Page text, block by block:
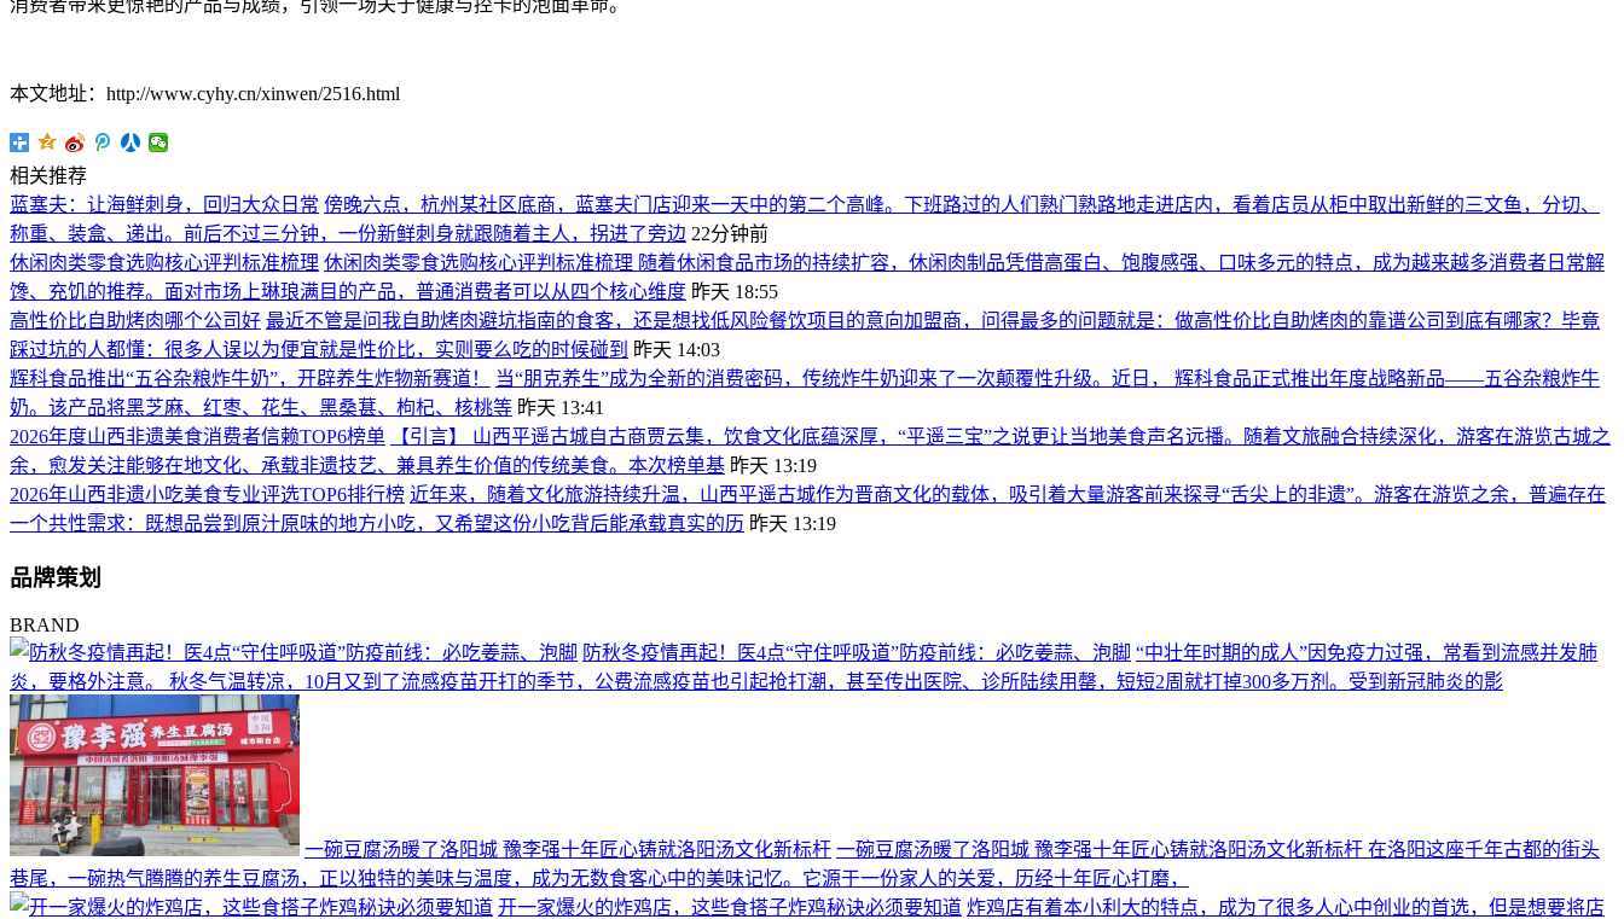
消费者带来更惊艳的产品与成绩，引领一场关于健康与控卡的泡面革命。
本文地址：http://www.cyhy.cn/xinwen/2516.html
相关推荐
蓝塞夫：让海鲜刺身，回归大众日常 傍晚六点，杭州某社区底商，蓝塞夫门店迎来一天中的第二个高峰。下班路过的人们熟门熟路地走进店内，看着店员从柜中取出新鲜的三文鱼，分切、
称重、装盒、递出。前后不过三分钟，一份新鲜刺身就跟随着主人，拐进了旁边 22分钟前
休闲肉类零食选购核心评判标准梳理 休闲肉类零食选购核心评判标准梳理 随着休闲食品市场的持续扩容，休闲肉制品凭借高蛋白、饱腹感强、口味多元的特点，成为越来越多消费者日常解
馋、充饥的推荐。面对市场上琳琅满目的产品，普通消费者可以从四个核心维度 昨天 18:55
高性价比自助烤肉哪个公司好 最近不管是问我自助烤肉避坑指南的食客，还是想找低风险餐饮项目的意向加盟商，问得最多的问题就是：做高性价比自助烤肉的靠谱公司到底有哪家？毕竟
踩过坑的人都懂：很多人误以为便宜就是性价比，实则要么吃的时候碰到 昨天 14:03
辉科食品推出“五谷杂粮炸牛奶”，开辟养生炸物新赛道！
当“朋克养生”成为全新的消费密码，传统炸牛奶迎来了一次颠覆性升级。近日， 辉科食品正式推出年度战略新品——五谷杂粮炸牛
奶。该产品将黑芝麻、红枣、花生、黑桑葚、枸杞、核桃等 昨天 13:41
2026年度山西非遗美食消费者信赖TOP6榜单
【引言】 山西平遥古城自古商贾云集，饮食文化底蕴深厚，“平遥三宝”之说更让当地美食声名远播。随着文旅融合持续深化，游客在游览古城之
余，愈发关注能够在地文化、承载非遗技艺、兼具养生价值的传统美食。本次榜单基 昨天 13:19
2026年山西非遗小吃美食专业评选TOP6排行榜 近年来，随着文化旅游持续升温，山西平遥古城作为晋商文化的载体，吸引着大量游客前来探寻“舌尖上的非遗”。游客在游览之余，普遍存在
一个共性需求：既想品尝到原汁原味的地方小吃，又希望这份小吃背后能承载真实的历 昨天 13:19
品牌策划
BRAND
防秋冬疫情再起！医4点“守住呼吸道”防疫前线：必吃姜蒜、泡脚 “中壮年时期的成人”因免疫力过强，常看到流感并发肺
炎，要格外注意。 秋冬气温转凉，10月又到了流感疫苗开打的季节，公费流感疫苗也引起抢打潮，甚至传出医院、诊所陆续用罄，短短2周就打掉300多万剂。受到新冠肺炎的影
一碗豆腐汤暖了洛阳城 豫李强十年匠心铸就洛阳汤文化新标杆 一碗豆腐汤暖了洛阳城 豫李强十年匠心铸就洛阳汤文化新标杆 在洛阳这座千年古都的街头
巷尾，一碗热气腾腾的养生豆腐汤，正以独特的美味与温度，成为无数食客心中的美味记忆。它源于一份家人的关爱，历经十年匠心打磨，
开一家爆火的炸鸡店，这些食搭子炸鸡秘诀必须要知道 炸鸡店有着本小利大的特点，成为了很多人心中创业的首选，但是想要将店